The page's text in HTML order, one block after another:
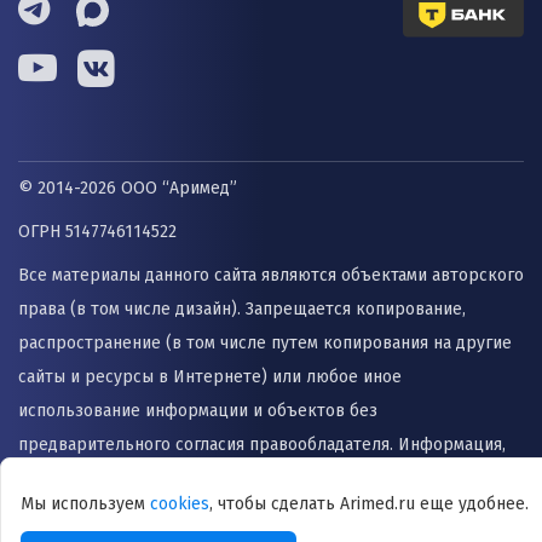
© 2014-2026 ООО “Аримед”
ОГРН 5147746114522
Все материалы данного сайта являются объектами авторского
права (в том числе дизайн). Запрещается копирование,
распространение (в том числе путем копирования на другие
сайты и ресурсы в Интернете) или любое иное
использование информации и объектов без
предварительного согласия правообладателя. Информация,
может быть использована для назначения лечения и
Мы используем cookies, чтобы сделать Arimed.ru еще удобнее.